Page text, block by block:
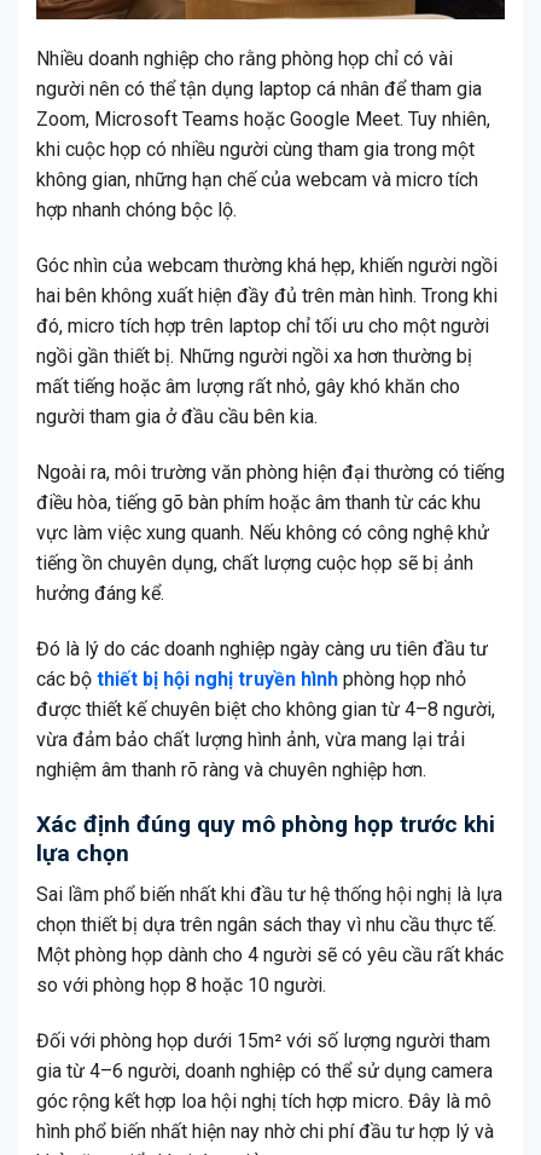
Nhiều doanh nghiệp cho rằng phòng họp chỉ có vài
người nên có thể tận dụng laptop cá nhân để tham gia
Zoom, Microsoft Teams hoặc Google Meet. Tuy nhiên,
khi cuộc họp có nhiều người cùng tham gia trong một
không gian, những hạn chế của webcam và micro tích
hợp nhanh chóng bộc lộ.
Góc nhìn của webcam thường khá hẹp, khiến người ngồi
hai bên không xuất hiện đầy đủ trên màn hình. Trong khi
đó, micro tích hợp trên laptop chỉ tối ưu cho một người
ngồi gần thiết bị. Những người ngồi xa hơn thường bị
mất tiếng hoặc âm lượng rất nhỏ, gây khó khăn cho
người tham gia ở đầu cầu bên kia.
Ngoài ra, môi trường văn phòng hiện đại thường có tiếng
điều hòa, tiếng gõ bàn phím hoặc âm thanh từ các khu
vực làm việc xung quanh. Nếu không có công nghệ khử
tiếng ồn chuyên dụng, chất lượng cuộc họp sẽ bị ảnh
hưởng đáng kể.
Đó là lý do các doanh nghiệp ngày càng ưu tiên đầu tư
các bộ thiết bị hội nghị truyền hình phòng họp nhỏ
được thiết kế chuyên biệt cho không gian từ 4–8 người,
vừa đảm bảo chất lượng hình ảnh, vừa mang lại trải
nghiệm âm thanh rõ ràng và chuyên nghiệp hơn.
Xác định đúng quy mô phòng họp trước khi
lựa chọn
Sai lầm phổ biến nhất khi đầu tư hệ thống hội nghị là lựa
chọn thiết bị dựa trên ngân sách thay vì nhu cầu thực tế.
Một phòng họp dành cho 4 người sẽ có yêu cầu rất khác
so với phòng họp 8 hoặc 10 người.
Đối với phòng họp dưới 15m² với số lượng người tham
gia từ 4–6 người, doanh nghiệp có thể sử dụng camera
góc rộng kết hợp loa hội nghị tích hợp micro. Đây là mô
hình phổ biến nhất hiện nay nhờ chi phí đầu tư hợp lý và